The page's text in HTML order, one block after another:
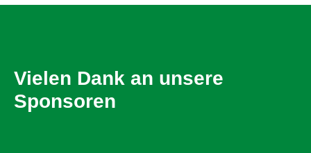
Vielen Dank an unsere
Sponsoren